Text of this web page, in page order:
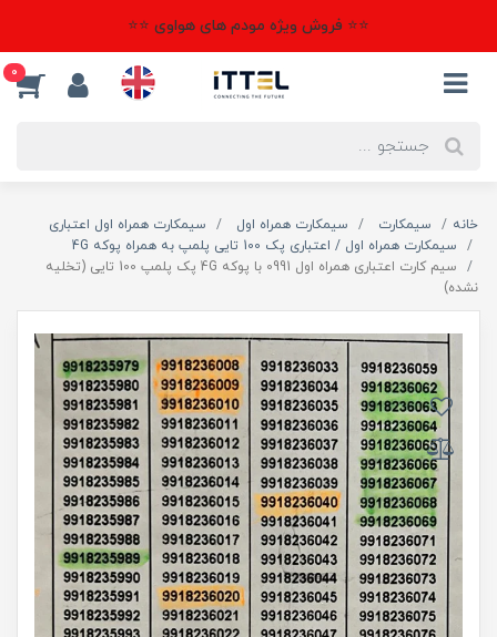
⭐⭐ فروش ویژه مودم های هواوی ⭐⭐
0
خانه سیمکارت سیمکارت همراه اول
سیمکارت همراه اول اعتباری
سیمکارت همراه اول / اعتباری پک 100 تایی پلمپ به همراه پوکه 4G
سیم کارت اعتباری همراه اول 0991 با پوکه 4G پک پلمپ 100 تایی (تخلیه
نشده)